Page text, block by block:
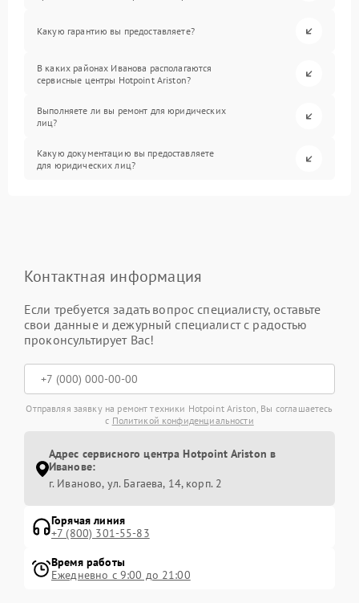
Какую гарантию вы предоставляете?
В каких районах Иванова располагаются
сервисные центры Hotpoint Ariston?
Выполняете ли вы ремонт для юридических
лиц?
Какую документацию вы предоставляете
для юридических лиц?
Контактная информация
Если требуется задать вопрос специалисту, оставьте
свои данные и дежурный специалист с радостью
проконсультирует Вас!
Отправляя заявку на ремонт техники Hotpoint Ariston, Вы соглашаетесь
с Политикой конфиденциальности
Адрес сервисного центра Hotpoint Ariston в
Иванове:
г. Иваново, ул. Багаева, 14, корп. 2
Горячая линия
+7 (800) 301-55-83
Время работы
Ежедневно с 9:00 до 21:00